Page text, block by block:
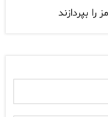
بپردازند